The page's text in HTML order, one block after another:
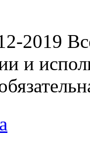
2019
и